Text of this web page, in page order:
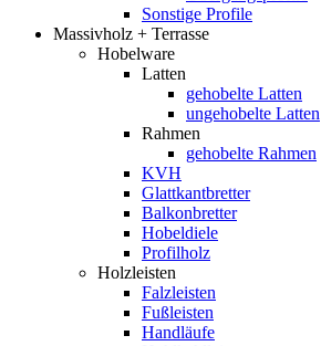
Sonstige Profile
Massivholz + Terrasse
Hobelware
Latten
gehobelte Latten
ungehobelte Latten
Rahmen
gehobelte Rahmen
KVH
Glattkantbretter
Balkonbretter
Hobeldiele
Profilholz
Holzleisten
Falzleisten
Fußleisten
Handläufe